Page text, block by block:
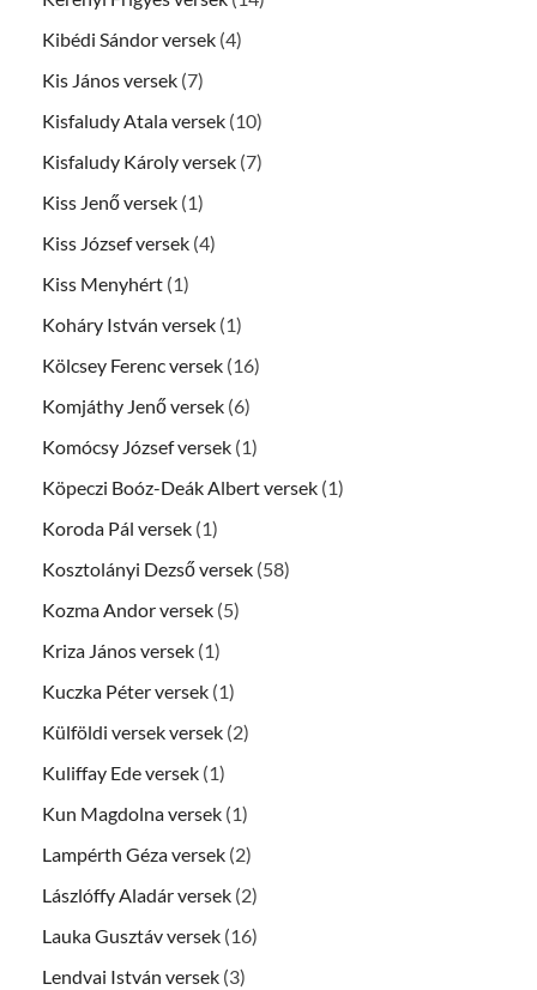
Kibédi Sándor versek (4)
Kis János versek (7)
Kisfaludy Atala versek (10)
Kisfaludy Károly versek (7)
Kiss Jenő versek (1)
Kiss József versek (4)
Kiss Menyhért (1)
Koháry István versek (1)
Kölcsey Ferenc versek (16)
Komjáthy Jenő versek (6)
Komócsy József versek (1)
Köpeczi Boóz-Deák Albert versek (1)
Koroda Pál versek (1)
Kosztolányi Dezső versek (58)
Kozma Andor versek (5)
Kriza János versek (1)
Kuczka Péter versek (1)
Külföldi versek versek (2)
Kuliffay Ede versek (1)
Kun Magdolna versek (1)
Lampérth Géza versek (2)
Lászlóffy Aladár versek (2)
Lauka Gusztáv versek (16)
Lendvai István versek (3)